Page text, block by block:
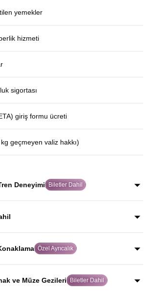
yemekler
hizmeti
sigortası
giriş formu ücreti
geçmeyen valiz hakkı)
Deneyimi Biletler Dahil
ünlü Shinkansen hızlı trenleriyle
hatlarında iki kez
bombasının atıldığı şehir olan
geziyle şehrin geçmişini ve
biçimde keşfedersiniz.
Özel Ayrıcalık
geçilen Kyoto’da iki gece
kültürünün kalbi olan bu tarihi şehri
imkanı sunulur.
ve Müze Gezileri Biletler Dahil